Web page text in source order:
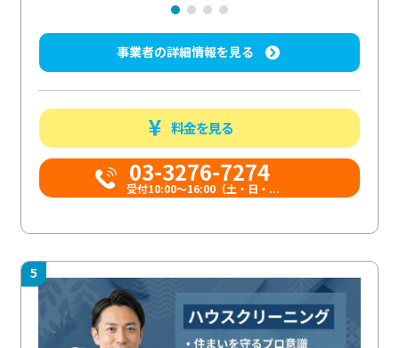
事業者の詳細情報を見る
料金を見る
03-3276-7274
受付10:00〜16:00（土・日・...
5